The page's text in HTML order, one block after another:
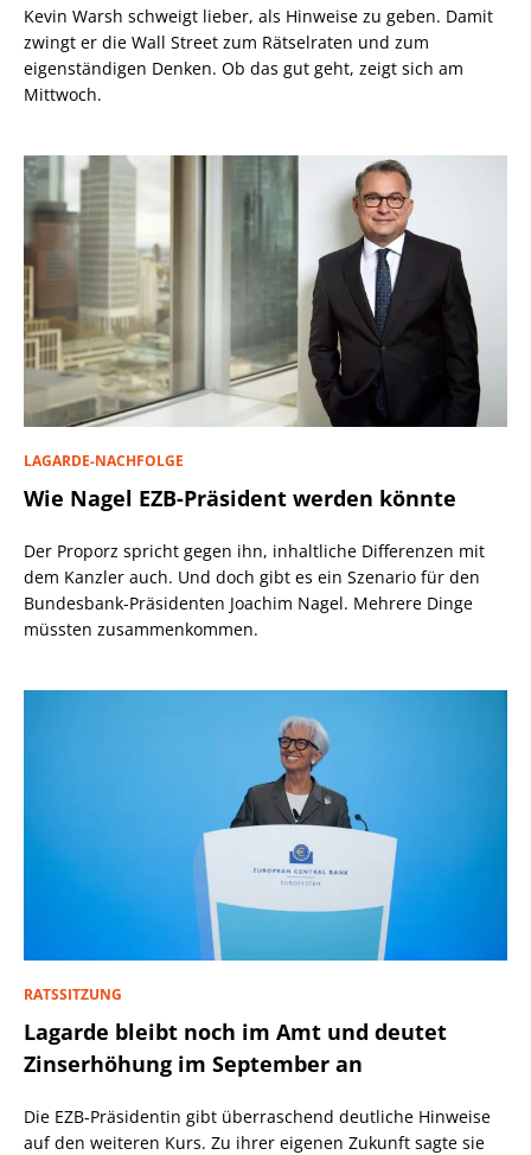
Kevin Warsh schweigt lieber, als Hinweise zu geben. Damit
zwingt er die Wall Street zum Rätselraten und zum
eigenständigen Denken. Ob das gut geht, zeigt sich am
Mittwoch.
LAGARDE-NACHFOLGE
Wie Nagel EZB-Präsident werden könnte
Der Proporz spricht gegen ihn, inhaltliche Differenzen mit
dem Kanzler auch. Und doch gibt es ein Szenario für den
Bundesbank-Präsidenten Joachim Nagel. Mehrere Dinge
müssten zusammenkommen.
RATSSITZUNG
Lagarde bleibt noch im Amt und deutet
Zinserhöhung im September an
Die EZB-Präsidentin gibt überraschend deutliche Hinweise
auf den weiteren Kurs. Zu ihrer eigenen Zukunft sagte sie